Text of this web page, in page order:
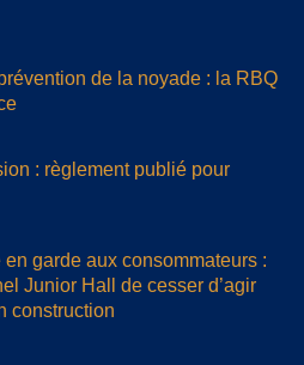
de la noyade : la RBQ
: règlement publié pour
garde aux consommateurs :
Junior Hall de cesser d’agir
construction